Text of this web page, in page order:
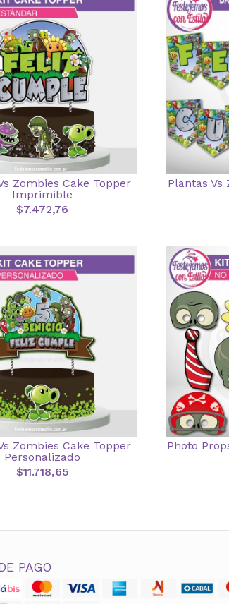
Zombies Cake Topper
Imprimible
$7.472,76
Plantas Vs
Zombies Cake Topper
Personalizado
$11.718,65
Photo
PAGO